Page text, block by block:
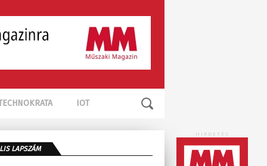
IOT
HIRDETÉS
LAPSZÁM